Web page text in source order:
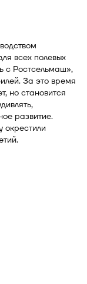
всех полевых
с Ростсельмаш»,
За это время
но становится
развитие.
окрестили